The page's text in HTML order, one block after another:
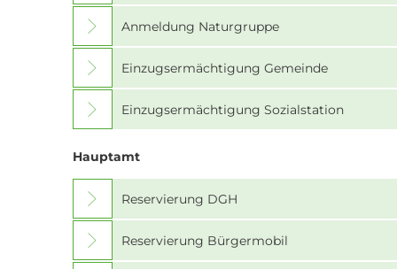
Anmeldung Naturgruppe
Einzugsermächtigung Gemeinde
Einzugsermächtigung Sozialstation
Hauptamt
Reservierung DGH
Reservierung Bürgermobil